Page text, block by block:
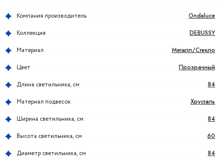
Компания производитель Ondaluce
Коллекция DEBUSSY
Материал Металл/Стекло
Цвет Прозрачный
Длина светильника, см 84
Материал подвесок Хрусталь
Ширина светильника, см 84
Высота светильника, см 60
Диаметр светильника, см 84